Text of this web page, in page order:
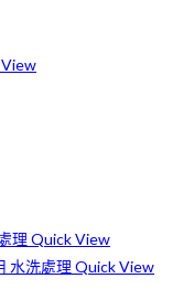
Quick View
Quick View